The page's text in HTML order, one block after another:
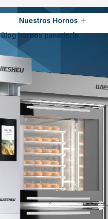
Nuestros Hornos
Blog hornos panadería